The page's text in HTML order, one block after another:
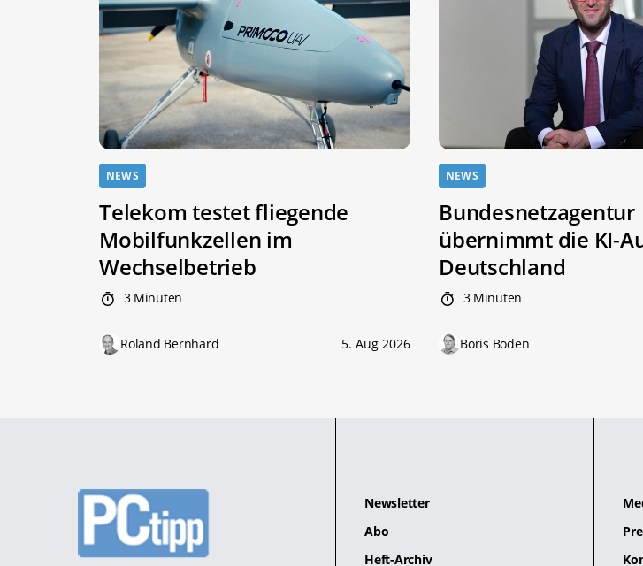
NEWS
Telekom testet fliegende
Mobilfunkzellen im
Wechselbetrieb
3 Minuten
Roland Bernhard 5. Aug 2026
NEWS
Bundesnetzagentur
übernimmt die KI-
Deutschland
3 Minuten
Boris Boden
Newsletter
Abo
Heft-Archiv